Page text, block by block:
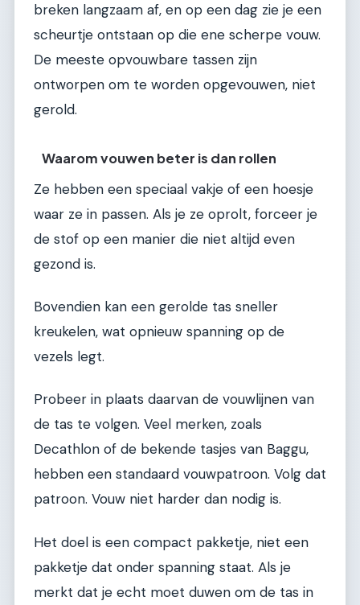
breken langzaam af, en op een dag zie je een
scheurtje ontstaan op die ene scherpe vouw.
De meeste opvouwbare tassen zijn
ontworpen om te worden opgevouwen, niet
gerold.
Waarom vouwen beter is dan rollen
Ze hebben een speciaal vakje of een hoesje
waar ze in passen. Als je ze oprolt, forceer je
de stof op een manier die niet altijd even
gezond is.
Bovendien kan een gerolde tas sneller
kreukelen, wat opnieuw spanning op de
vezels legt.
Probeer in plaats daarvan de vouwlijnen van
de tas te volgen. Veel merken, zoals
Decathlon of de bekende tasjes van Baggu,
hebben een standaard vouwpatroon. Volg dat
patroon. Vouw niet harder dan nodig is.
Het doel is een compact pakketje, niet een
pakketje dat onder spanning staat. Als je
merkt dat je echt moet duwen om de tas in